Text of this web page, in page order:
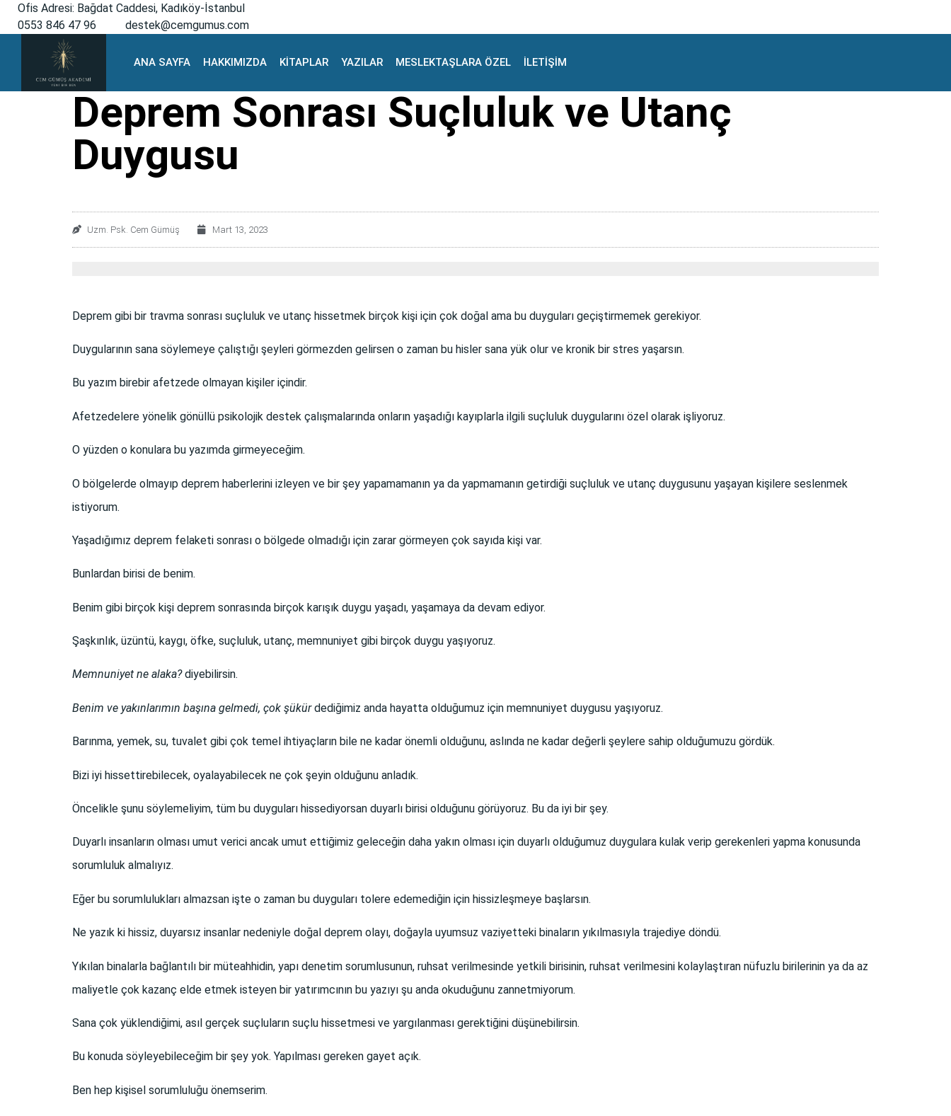
Ofis Adresi: Bağdat Caddesi, Kadıköy-İstanbul
0553 846 47 96
destek@cemgumus.com
ANA SAYFA HAKKIMIZDA KİTAPLAR YAZILAR MESLEKTAŞLARA ÖZEL İLETİŞİM
Deprem Sonrası Suçluluk ve Utanç
Duygusu
Uzm. Psk. Cem Gümüş Mart 13, 2023
Deprem gibi bir travma sonrası suçluluk ve utanç hissetmek birçok kişi için çok doğal ama bu duyguları geçiştirmemek gerekiyor.
Duygularının sana söylemeye çalıştığı şeyleri görmezden gelirsen o zaman bu hisler sana yük olur ve kronik bir stres yaşarsın.
Bu yazım birebir afetzede olmayan kişiler içindir.
Afetzedelere yönelik gönüllü psikolojik destek çalışmalarında onların yaşadığı kayıplarla ilgili suçluluk duygularını özel olarak işliyoruz.
O yüzden o konulara bu yazımda girmeyeceğim.
O bölgelerde olmayıp deprem haberlerini izleyen ve bir şey yapamamanın ya da yapmamanın getirdiği suçluluk ve utanç duygusunu yaşayan kişilere seslenmek
istiyorum.
Yaşadığımız deprem felaketi sonrası o bölgede olmadığı için zarar görmeyen çok sayıda kişi var.
Bunlardan birisi de benim.
Benim gibi birçok kişi deprem sonrasında birçok karışık duygu yaşadı, yaşamaya da devam ediyor.
Şaşkınlık, üzüntü, kaygı, öfke, suçluluk, utanç, memnuniyet gibi birçok duygu yaşıyoruz.
Memnuniyet ne alaka?diyebilirsin.
Benim ve yakınlarımın başına gelmedi, çok şükürdediğimiz anda hayatta olduğumuz için memnuniyet duygusu yaşıyoruz.
Barınma, yemek, su, tuvalet gibi çok temel ihtiyaçların bile ne kadar önemli olduğunu, aslında ne kadar değerli şeylere sahip olduğumuzu gördük.
Bizi iyi hissettirebilecek, oyalayabilecek ne çok şeyin olduğunu anladık.
Öncelikle şunu söylemeliyim, tüm bu duyguları hissediyorsan duyarlı birisi olduğunu görüyoruz. Bu da iyi bir şey.
Duyarlı insanların olması umut verici ancak umut ettiğimiz geleceğin daha yakın olması için duyarlı olduğumuz duygulara kulak verip gerekenleri yapma konusunda
sorumluluk almalıyız.
Eğer bu sorumlulukları almazsan işte o zaman bu duyguları tolere edemediğin için hissizleşmeye başlarsın.
Ne yazık ki hissiz, duyarsız insanlar nedeniyle doğal deprem olayı, doğayla uyumsuz vaziyetteki binaların yıkılmasıyla trajediye döndü.
Yıkılan binalarla bağlantılı bir müteahhidin, yapı denetim sorumlusunun, ruhsat verilmesinde yetkili birisinin, ruhsat verilmesini kolaylaştıran nüfuzlu birilerinin ya da az
maliyetle çok kazanç elde etmek isteyen bir yatırımcının bu yazıyı şu anda okuduğunu zannetmiyorum.
Sana çok yüklendiğimi, asıl gerçek suçluların suçlu hissetmesi ve yargılanması gerektiğini düşünebilirsin.
Bu konuda söyleyebileceğim bir şey yok. Yapılması gereken gayet açık.
Ben hep kişisel sorumluluğu önemserim.